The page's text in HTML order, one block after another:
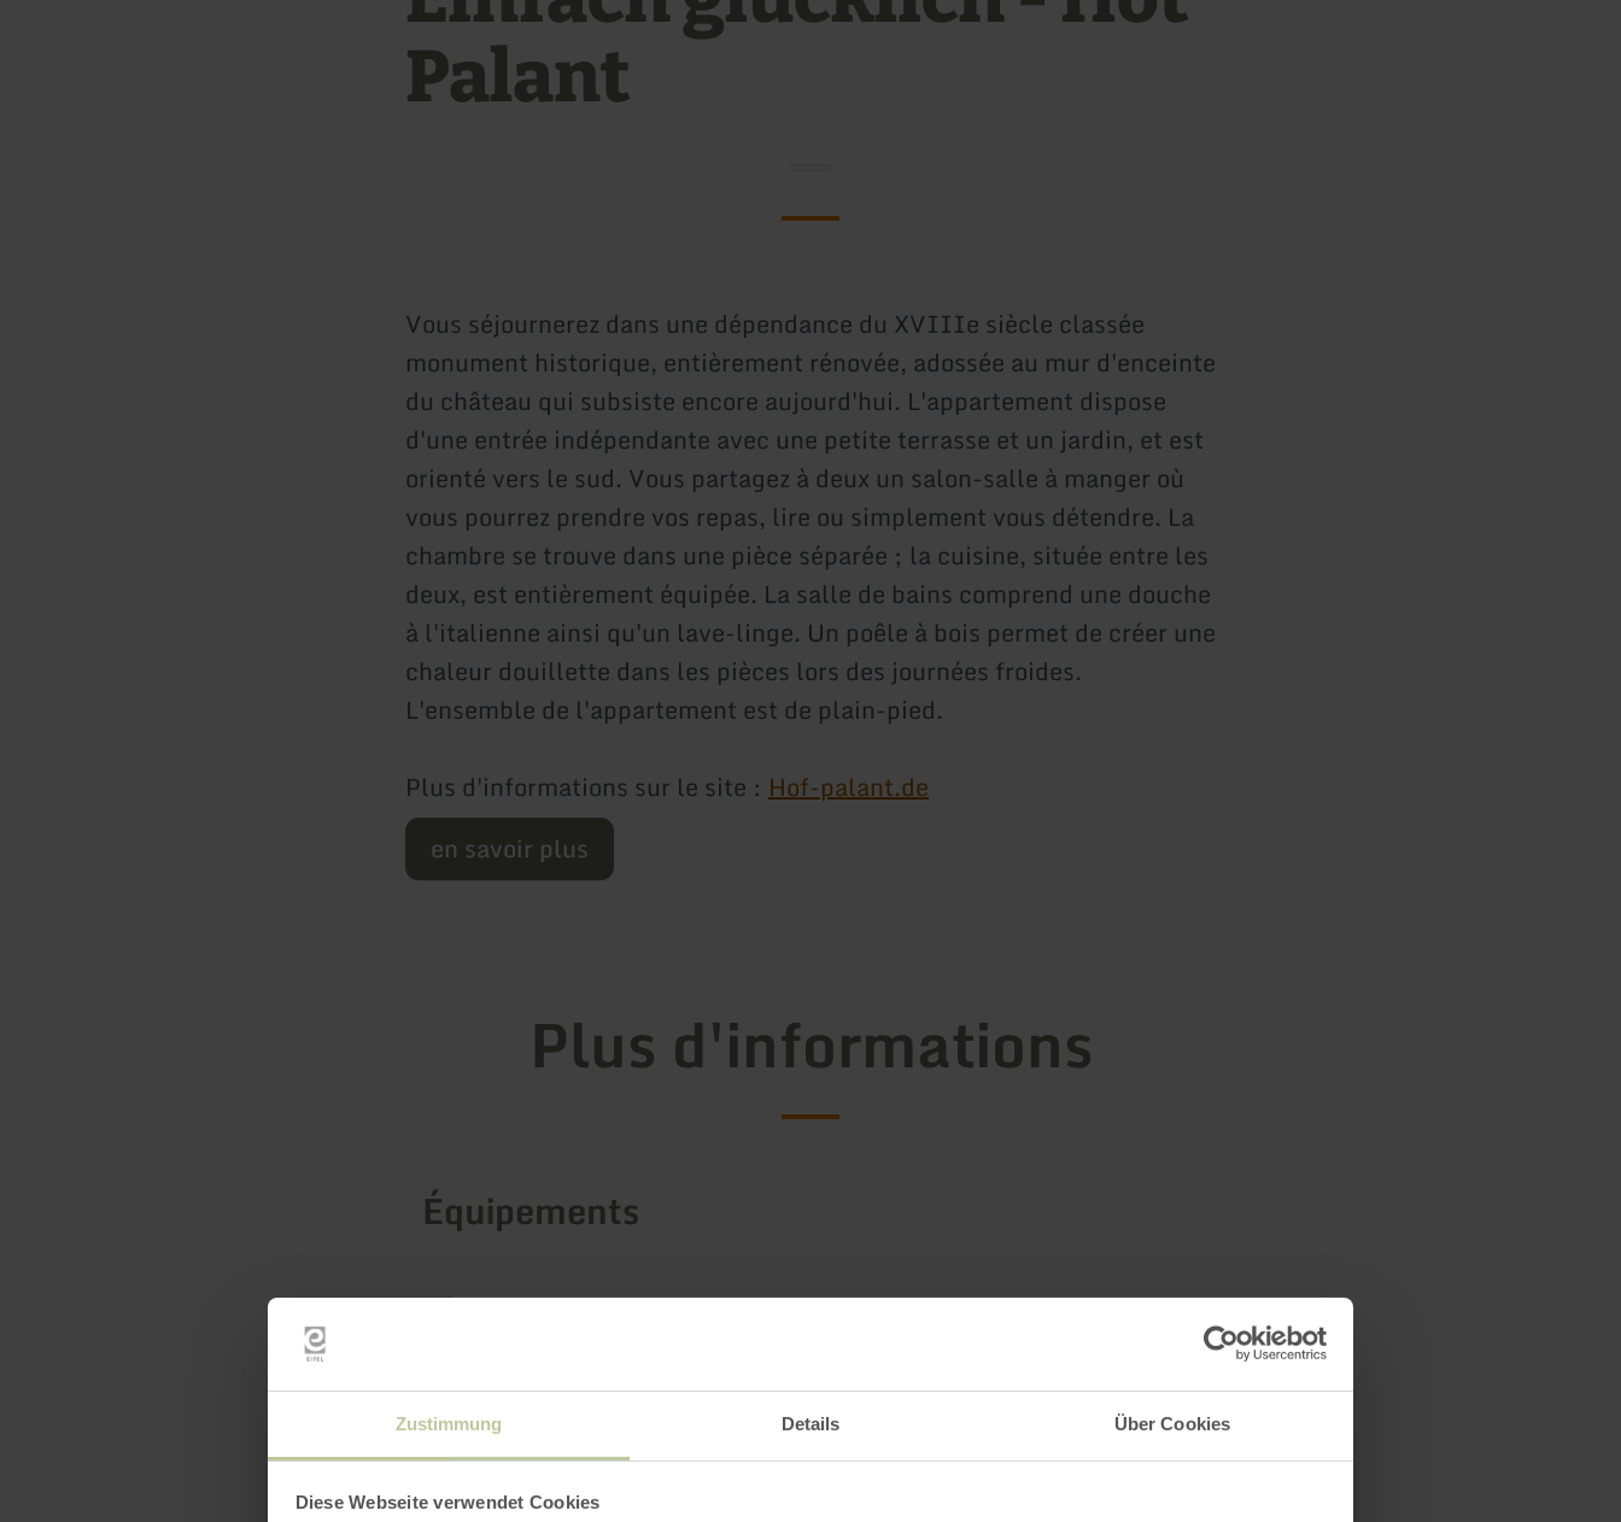
Zustimmung Details Über Cookies
Diese Webseite verwendet Cookies
Palant
Vous séjournerez dans une dépendance du XVIIIe siècle classée
monument historique, entièrement rénovée, adossée au mur d'enceinte
du château qui subsiste encore aujourd'hui. L'appartement dispose
d'une entrée indépendante avec une petite terrasse et un jardin, et est
orienté vers le sud. Vous partagez à deux un salon-salle à manger où
vous pourrez prendre vos repas, lire ou simplement vous détendre. La
chambre se trouve dans une pièce séparée ; la cuisine, située entre les
deux, est entièrement équipée. La salle de bains comprend une douche
à l'italienne ainsi qu'un lave-linge. Un poêle à bois permet de créer une
chaleur douillette dans les pièces lors des journées froides.
L'ensemble de l'appartement est de plain-pied.
Plus d'informations sur le site : Hof-palant.de
en savoir plus
Plus d'informations
Équipements